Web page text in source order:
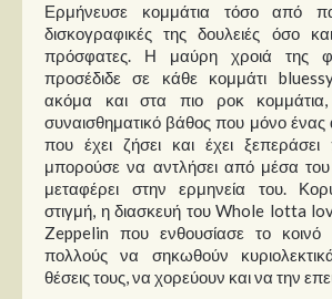
Ερμήνευσε κομμάτια τόσο από
δισκογραφικές της δουλειές όσο
πρόσφατες. Η μαύρη χροιά της
προσέδιδε σε κάθε κομμάτι
ακόμα και στα πιο ροκ κομμάτια,
συναισθηματικό βάθος που μόνο
που έχει ζήσει και έχει
μπορούσε να αντλήσει από μέσα
μεταφέρει στην ερμηνεία του.
στιγμή, η διασκευή του Whole lotta
Zeppelin που ενθουσίασε το κοινό
πολλούς να σηκωθούν
θέσεις τους, να χορεύουν και να την